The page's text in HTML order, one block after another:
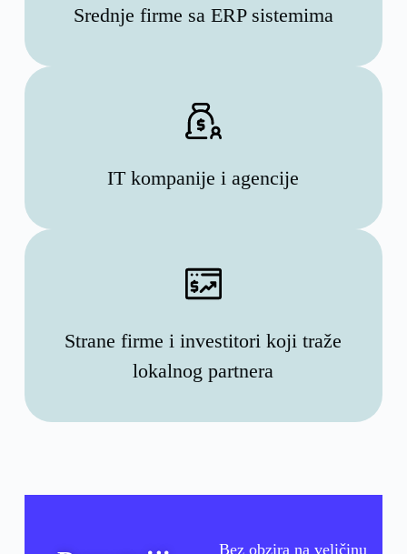
Srednje firme sa ERP sistemima
IT kompanije i agencije
Strane firme i investitori koji traže
lokalnog partnera
Bez obzira na veličinu